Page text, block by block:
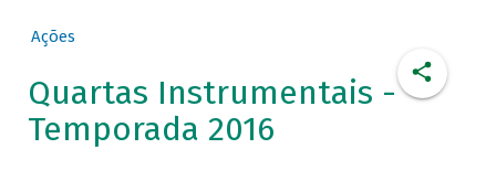
Ações
Quartas Instrumentais -
Temporada 2016